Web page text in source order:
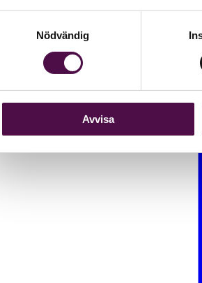
Nödvändig
Avvisa